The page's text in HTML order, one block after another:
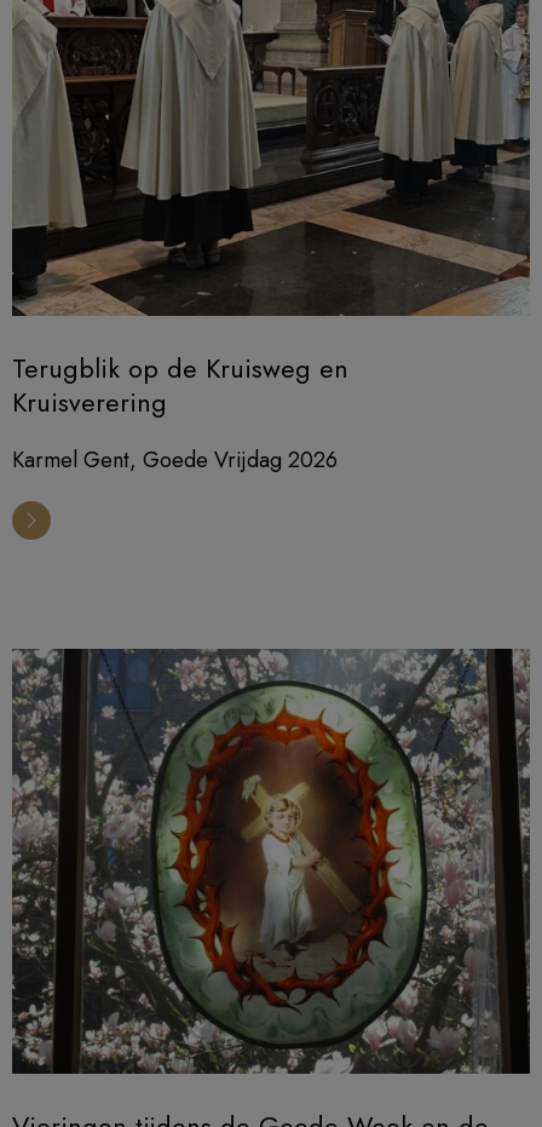
Terugblik op de Kruisweg en
Kruisverering
Karmel Gent, Goede Vrijdag 2026